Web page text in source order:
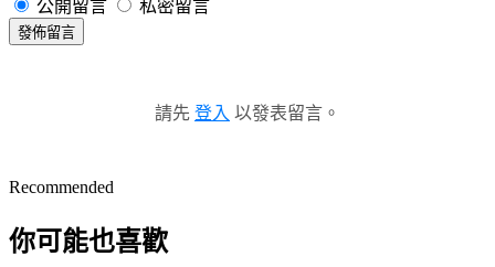
公開留言 私密留言
發佈留言
請先 登入 以發表留言。
Recommended
你可能也喜歡